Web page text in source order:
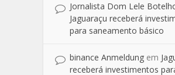
Jornalista Dom Lele
Jaguaraçu receberá
para saneamento básico
binance Anmeldung em
receberá investimentos